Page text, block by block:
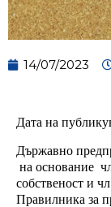
14/07/2023
Дата на
Държавно
на основание
собственост и
Правилника за